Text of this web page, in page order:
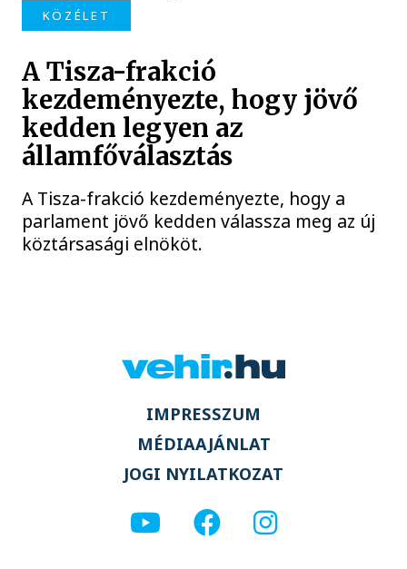
KÖZÉLET
A Tisza-frakció
kezdeményezte, hogy jövő
kedden legyen az
államfőválasztás
A Tisza-frakció kezdeményezte, hogy a
parlament jövő kedden válassza meg az új
köztársasági elnököt.
IMPRESSZUM
MÉDIAAJÁNLAT
JOGI NYILATKOZAT